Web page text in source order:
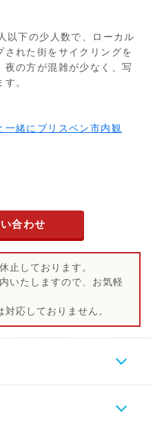
以下の少人数で、ローカル
れた街をサイクリングを
夜の方が混雑が少なく、写
。
一緒にブリスベン市内観
合わせ
止しております。
いたしますので、お気軽
応しておりません。